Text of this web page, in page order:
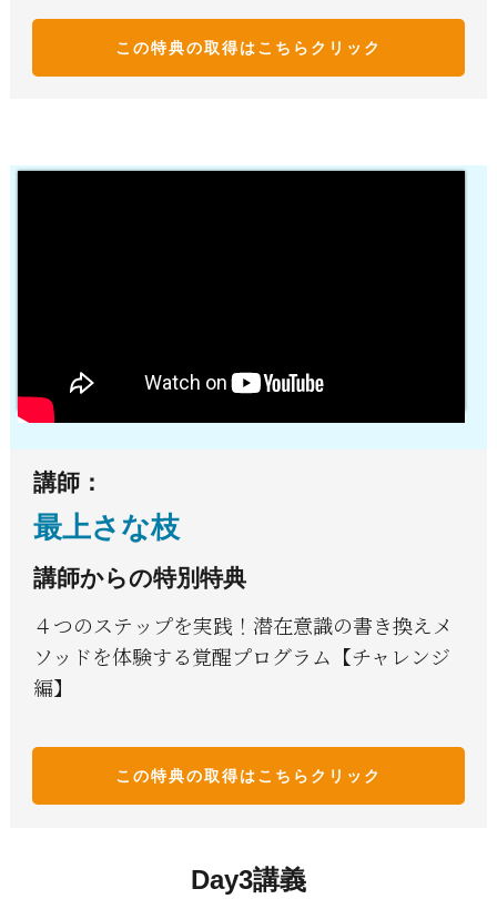
この特典の取得はこち らクリック
講師：
最上さな枝
講師からの特別特典
４つのステップを実践！潜在意識の書き換えメ
ソッドを体験する覚醒プログラム【チャレンジ
編】
この特典の取得はこち らクリック
Day3講義